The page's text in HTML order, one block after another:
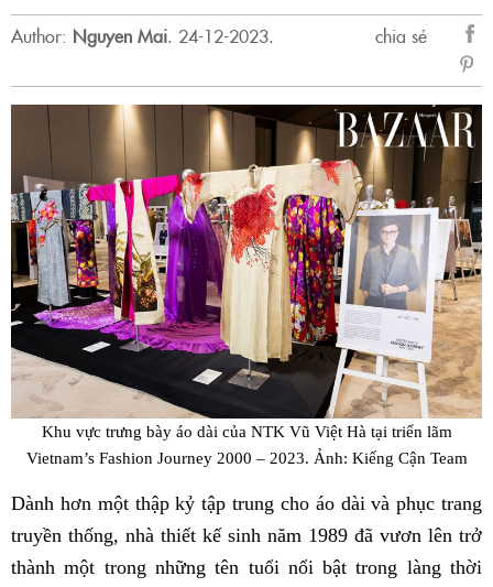
Author: Nguyen Mai. 24-12-2023.
chia sẻ
sẻ
Khu vực trưng bày áo dài của NTK Vũ Việt Hà tại triển lãm
Vietnam’s Fashion Journey 2000 – 2023. Ảnh: Kiếng Cận Team
Dành hơn một thập kỷ tập trung cho áo dài và phục trang
truyền thống, nhà thiết kế sinh năm 1989 đã vươn lên trở
thành một trong những tên tuổi nổi bật trong làng thời